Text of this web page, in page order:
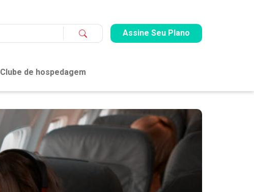
Assine Seu Plano
Clube de hospedagem